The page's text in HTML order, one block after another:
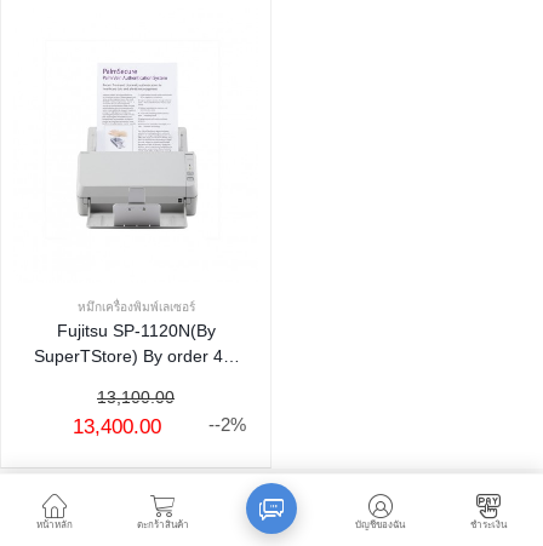
หมึกเครื่องพิมพ์เลเซอร์
Fujitsu SP-1120N(By
SuperTStore) By order 45-
13,100.00
--2%
13,400.00
หน้าหลัก ตะกร้าสินค้า บัญชีของฉัน ชำระเงิน